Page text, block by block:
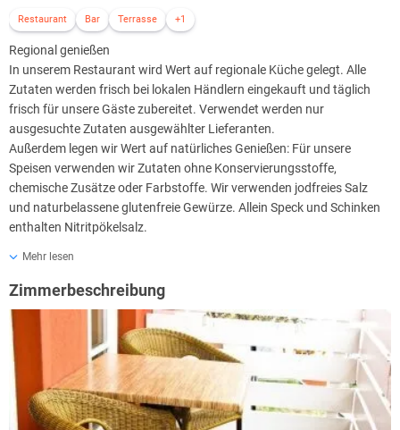
Restaurant Bar Terrasse +1
Regional genießen
In unserem Restaurant wird Wert auf regionale Küche gelegt. Alle
Zutaten werden frisch bei lokalen Händlern eingekauft und täglich
frisch für unsere Gäste zubereitet. Verwendet werden nur
ausgesuchte Zutaten ausgewählter Lieferanten.
Außerdem legen wir Wert auf natürliches Genießen: Für unsere
Speisen verwenden wir Zutaten ohne Konservierungsstoffe,
chemische Zusätze oder Farbstoffe. Wir verwenden jodfreies Salz
und naturbelassene glutenfreie Gewürze. Allein Speck und Schinken
enthalten Nitritpökelsalz.
Entspannen Sie bei der Lektüre eines Buches aus unserer Bibliothek.
Das Kaminzimmer eignet sich aber auch für das perfekte Dinner bei
Kerzenlicht oder für ein ruhiges Meeting mit Geschäftspartnern. Für
den kleinen Hunger reichen wir der Jahreszeit entsprechende kleine
Gerichte. Im Herbst und Winter Bratäpfel, dazu gibt es Glühwein,
Punsch oder Feuerzangenbowle.
Mehr lesen
Zimmerbeschreibung